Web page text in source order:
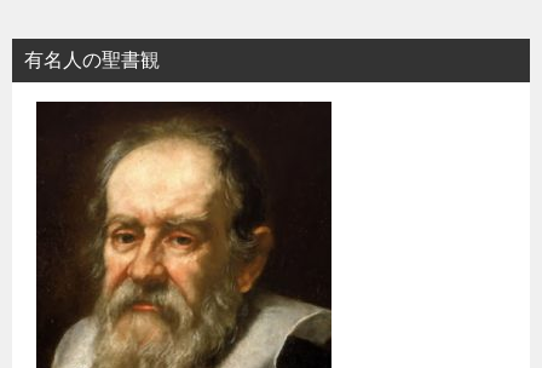
有名人の聖書観